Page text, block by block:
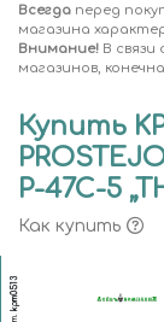
Всегда перед
магазина
Внимание! В
магазинов,
Купить
P-47C-5
Как купить
kpm0513